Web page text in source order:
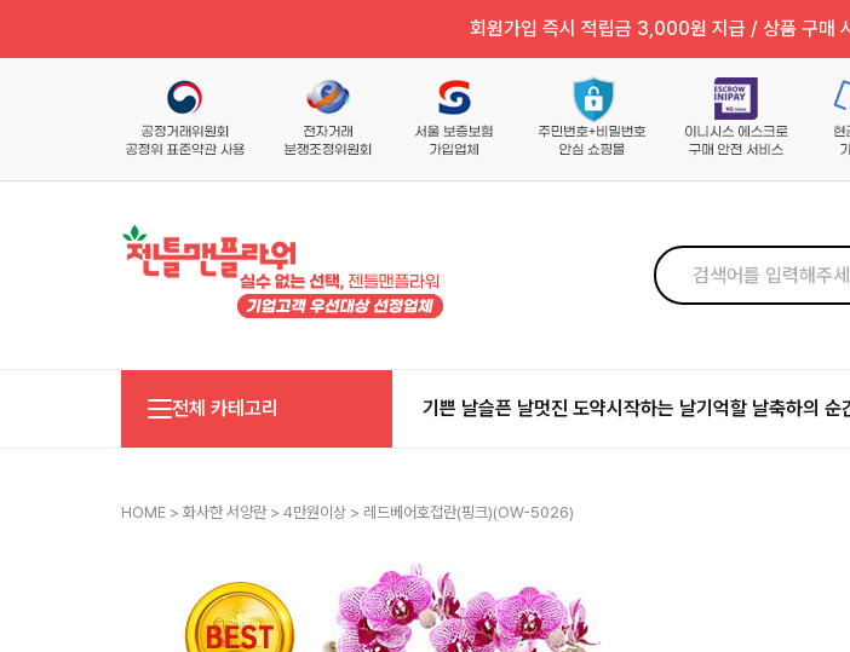
회원가입 즉시 적립금 3,000원 지급 / 상품 구매
전체 카테고리 기쁜 날슬픈 날멋진 도약시작하는 날기억할 날축하의 순
HOME > 화사한 서양란> 4만원이상 > 레드베어호접란(핑크)(OW-5026)